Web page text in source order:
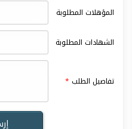
المؤهلات المطلوبة
الشهادات المطلوبة
تفاصيل الطلب